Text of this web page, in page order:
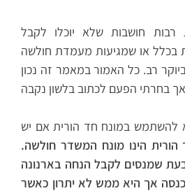
רבות חושבות שלא יוכלו לקבל
בכלל או שמגיעות מעמדת חולשה
רב. כל האמור במאמר זה נכון
להשתמש במונח חד הורית אם יש
הורית הינו מונח המשדר חולשה.
בעת שמנסים לקבל הנחה בארנונה
אך היא ממש לא יתרון כאשר